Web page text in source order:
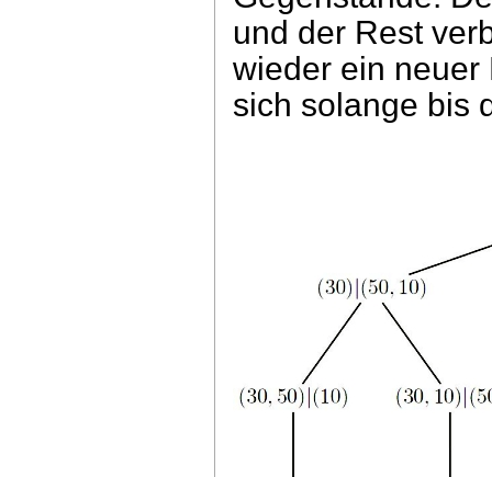
und der Rest
wieder ein neuer
sich solange bis